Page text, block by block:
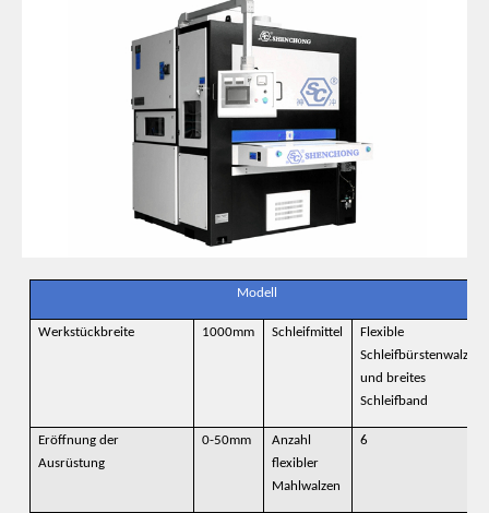
Modell
Werkstückbreite 1000mm Schleifmittel
Flexible
Schleifbürstenwalze
und breites
Schleifband
Eröffnung der
Ausrüstung
0-50mm
Anzahl
flexibler
Mahlwalzen
6